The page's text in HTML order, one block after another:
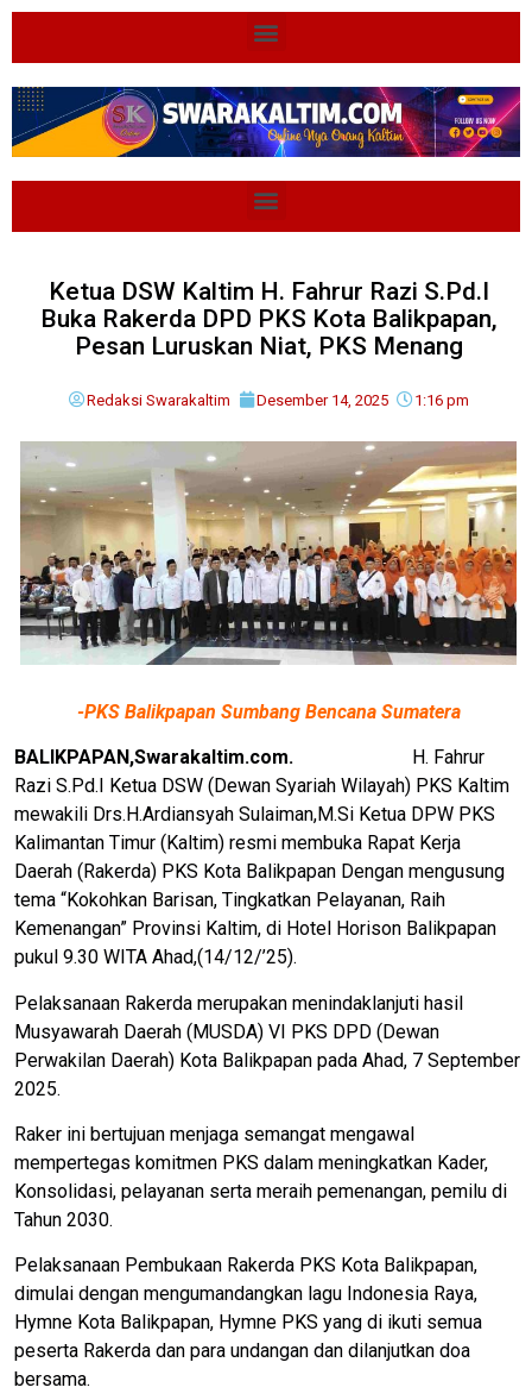
Ketua DSW Kaltim H. Fahrur Razi S.Pd.I
Buka Rakerda DPD PKS Kota Balikpapan,
Pesan Luruskan Niat, PKS Menang
Redaksi Swarakaltim Desember 14, 2025 1:16 pm
-PKS Balikpapan Sumbang Bencana Sumatera
BALIKPAPAN,Swarakaltim.com.
H. Fahrur
Razi S.Pd.I Ketua DSW (Dewan Syariah Wilayah) PKS Kaltim
mewakili Drs.H.Ardiansyah Sulaiman,M.Si Ketua DPW PKS
Kalimantan Timur (Kaltim) resmi membuka Rapat Kerja
Daerah (Rakerda) PKS Kota Balikpapan Dengan mengusung
tema “Kokohkan Barisan, Tingkatkan Pelayanan, Raih
Kemenangan” Provinsi Kaltim, di Hotel Horison Balikpapan
pukul 9.30 WITA Ahad,(14/12/’25).
Pelaksanaan Rakerda merupakan menindaklanjuti hasil
Musyawarah Daerah (MUSDA) VI PKS DPD (Dewan
Perwakilan Daerah) Kota Balikpapan pada Ahad, 7 September
2025.
Raker ini bertujuan menjaga semangat mengawal
mempertegas komitmen PKS dalam meningkatkan Kader,
Konsolidasi, pelayanan serta meraih pemenangan, pemilu di
Tahun 2030.
Pelaksanaan Pembukaan Rakerda PKS Kota Balikpapan,
dimulai dengan mengumandangkan lagu Indonesia Raya,
Hymne Kota Balikpapan, Hymne PKS yang di ikuti semua
peserta Rakerda dan para undangan dan dilanjutkan doa
bersama.